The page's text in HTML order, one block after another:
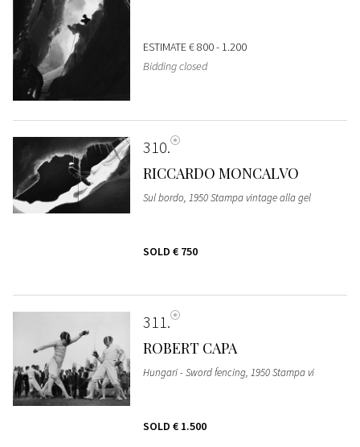
ESTIMATE€ 800 - 1.200
Bidding closed
310
RICCARDO MONCALVO
Sul bordo, 1950 Stampa vintage alla gel
SOLD € 750
311
ROBERT CAPA
Hungari - Sword fencing, 1950 Stampa vi
SOLD € 1.500